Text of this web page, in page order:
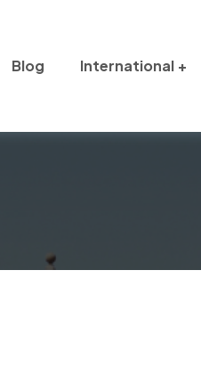
Blog International